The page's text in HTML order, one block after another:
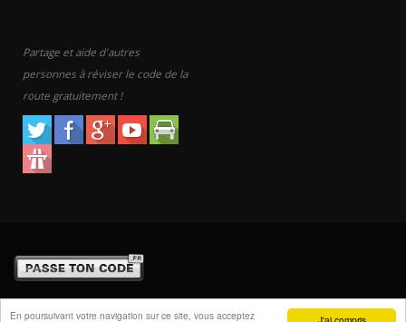
En poursuivant votre navigation sur ce site, vous acceptez
Partage et aide d'autres
personnes à réviser le code de la
route gratuitement !